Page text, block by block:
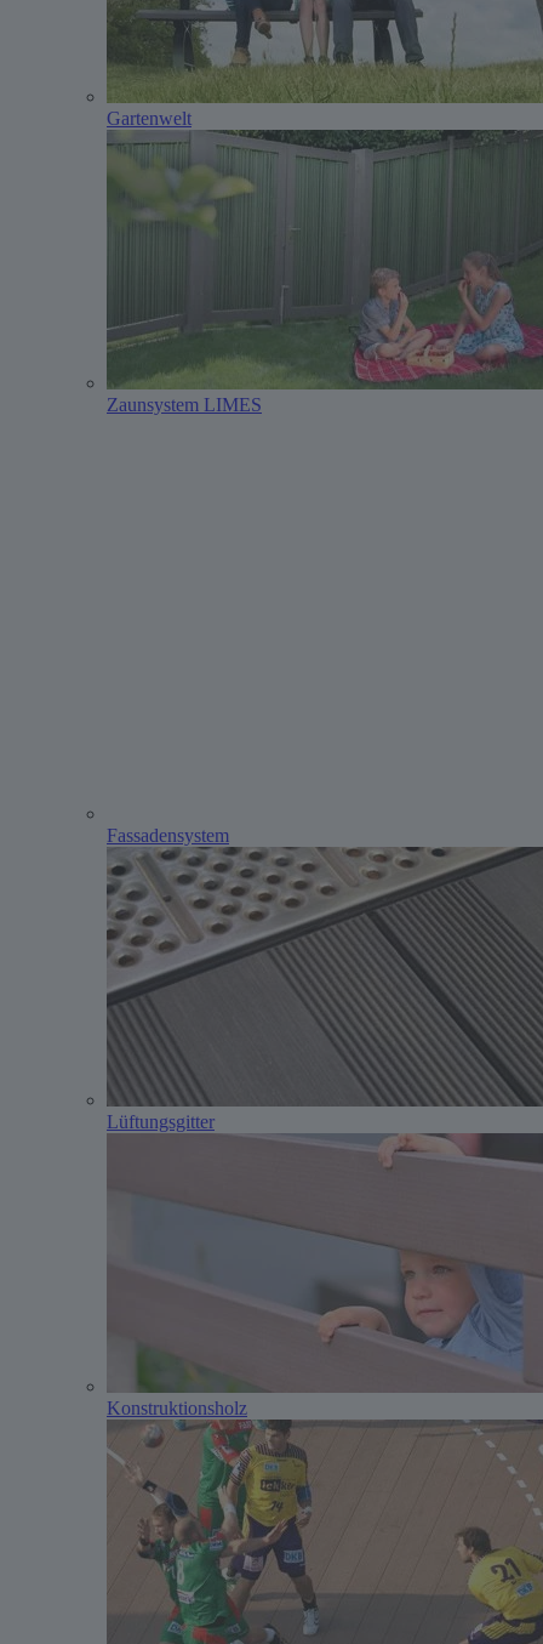
Gartenwelt
Zaunsystem LIMES
Fassadensystem
Lüftungsgitter
Konstruktionsholz